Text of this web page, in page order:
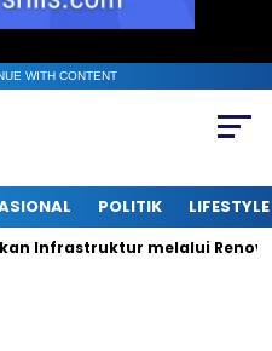
WITH CONTENT
POLITIK LIFESTYLE
Infrastruktur melalui